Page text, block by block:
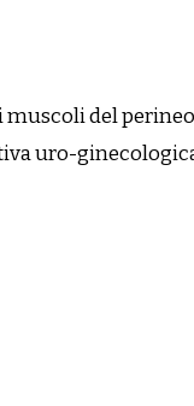
del
uro-